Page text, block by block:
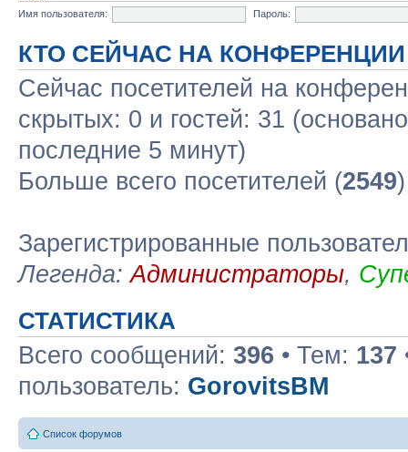
Имя пользователя:
Пароль:
КТО СЕЙЧАС НА КОНФЕРЕНЦИИ
Сейчас посетителей на
скрытых: 0 и гостей: 31
последние 5 минут)
Больше всего посетителей (2549
Зарегистрированные
Легенда:Администраторы,
СТАТИСТИКА
Всего сообщений: 396 • Тем: 137
пользователь: GorovitsBM
Список форумов